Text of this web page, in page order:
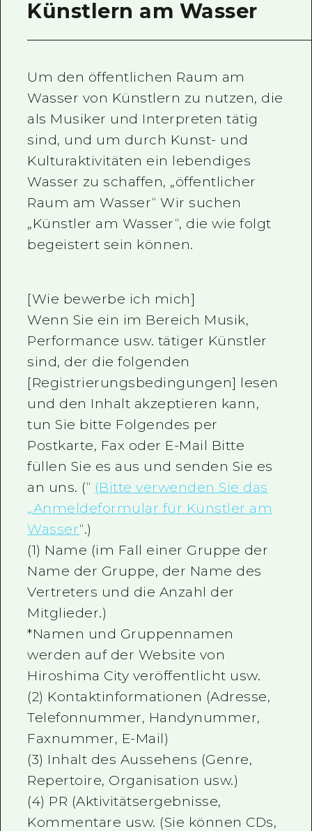
Künstlern am Wasser
Um den öffentlichen Raum am
Wasser von Künstlern zu nutzen, die
als Musiker und Interpreten tätig
sind, und um durch Kunst- und
Kulturaktivitäten ein lebendiges
Wasser zu schaffen, „öffentlicher
Raum am Wasser“ Wir suchen
„Künstler am Wasser“, die wie folgt
begeistert sein können.
[Wie bewerbe ich mich]
Wenn Sie ein im Bereich Musik,
Performance usw. tätiger Künstler
sind, der die folgenden
[Registrierungsbedingungen] lesen
und den Inhalt akzeptieren kann,
tun Sie bitte Folgendes per
Postkarte, Fax oder E-Mail Bitte
füllen Sie es aus und senden Sie es
an uns. (“ (Bitte verwenden Sie das
„Anmeldeformular für Künstler am
Wasser“.)
(1) Name (im Fall einer Gruppe der
Name der Gruppe, der Name des
Vertreters und die Anzahl der
Mitglieder.)
*Namen und Gruppennamen
werden auf der Website von
Hiroshima City veröffentlicht usw.
(2) Kontaktinformationen (Adresse,
Telefonnummer, Handynummer,
Faxnummer, E-Mail)
(3) Inhalt des Aussehens (Genre,
Repertoire, Organisation usw.)
(4) PR (Aktivitätsergebnisse,
Kommentare usw. (Sie können CDs,